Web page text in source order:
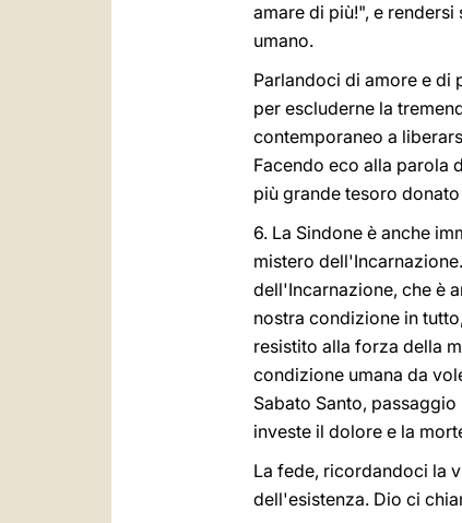
amare di più!", e
umano.
Parlandoci di amore e di
per escluderne la
contemporaneo a
Facendo eco alla parola
più grande tesoro
6. La Sindone è anche
mistero
dell'Incarnazione, che è
nostra condizione in
resistito alla forza della
condizione umana da
Sabato Santo,
investe il dolore e la
La fede, ricordandoci la
dell'esistenza. Dio ci